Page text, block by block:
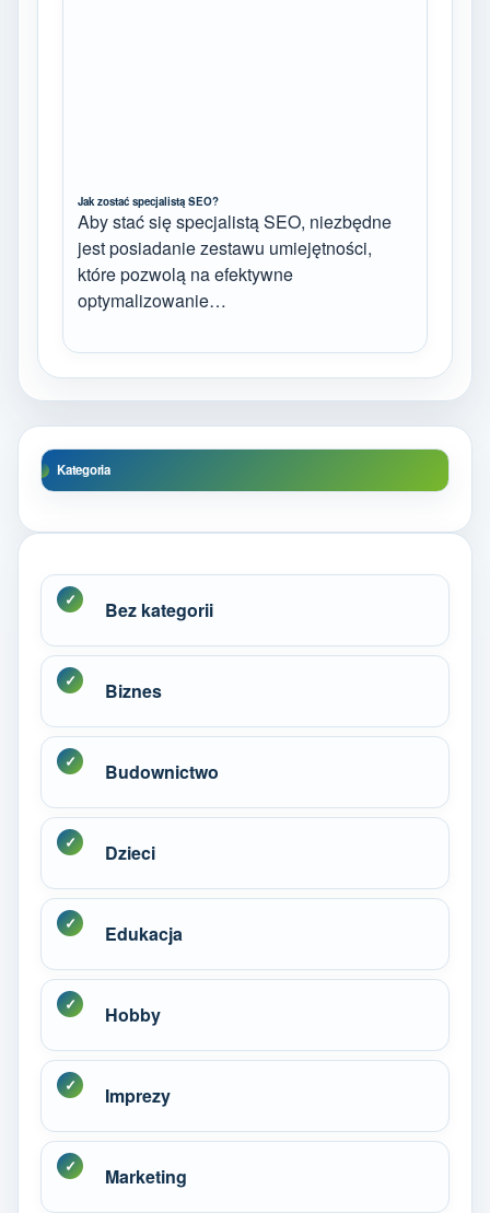
Jak zostać specjalistą SEO?
Aby stać się specjalistą SEO, niezbędne
jest posiadanie zestawu umiejętności,
które pozwolą na efektywne
optymalizowanie…
Kategoria
Bez kategorii
Biznes
Budownictwo
Dzieci
Edukacja
Hobby
Imprezy
Marketing